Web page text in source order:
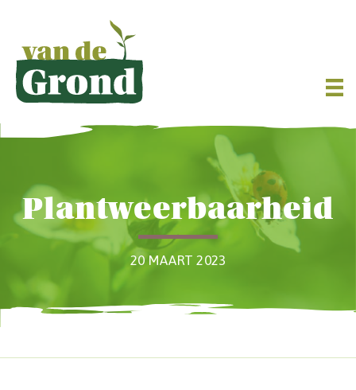
Plantweerbaarheid
20 MAART 2023